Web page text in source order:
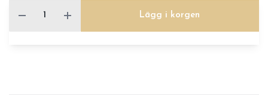
Lägg i korgen